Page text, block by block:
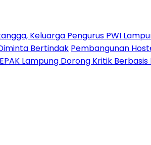
Keluarga Pengurus PWI
Bertindak Pembangunan
Lampung Dorong Kritik Berbasis